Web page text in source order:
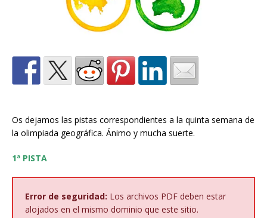
Os dejamos las pistas correspondientes a la quinta semana de
la olimpiada geográfica. Ánimo y mucha suerte.
1ª PISTA
Error de seguridad: Los archivos PDF deben estar
alojados en el mismo dominio que este sitio.